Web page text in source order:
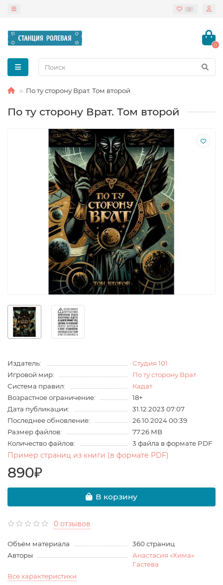
0
0
По ту сторону Врат. Том второй
По ту сторону Врат. Том второй
Издатель:
Студия 101
Игровой мир:
По ту сторону Врат
Система правил:
Кадат
Возрастное ограничение:
18+
Дата публикации:
31.12.2023 07:07
Последнее обновление:
26.10.2024 00:39
Размер файлов:
77.26 MB
Количество файлов:
3 файла в формате PDF
Пример страниц из книги (в формате PDF)
890₽
В корзину
0 отзывов
Объём материала
360 страниц
Авторы
Анастасия «Хима»
Гастева
Все характеристики